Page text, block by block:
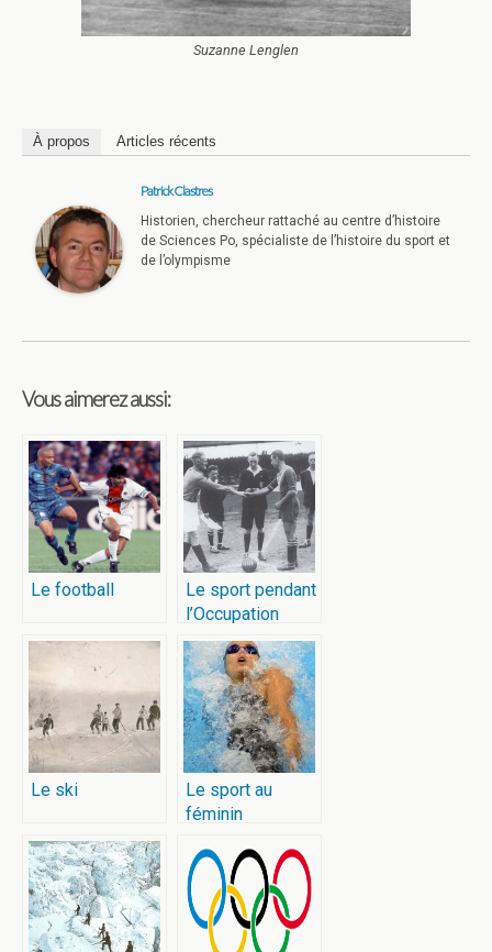
Suzanne Lenglen
À propos Articles récents
Patrick Clastres
Historien, chercheur rattaché au centre d’histoire
de Sciences Po, spécialiste de l’histoire du sport et
de l’olympisme
Vous aimerez aussi:
Le football
Le sport pendant
l’Occupation
Le ski
Le sport au
féminin